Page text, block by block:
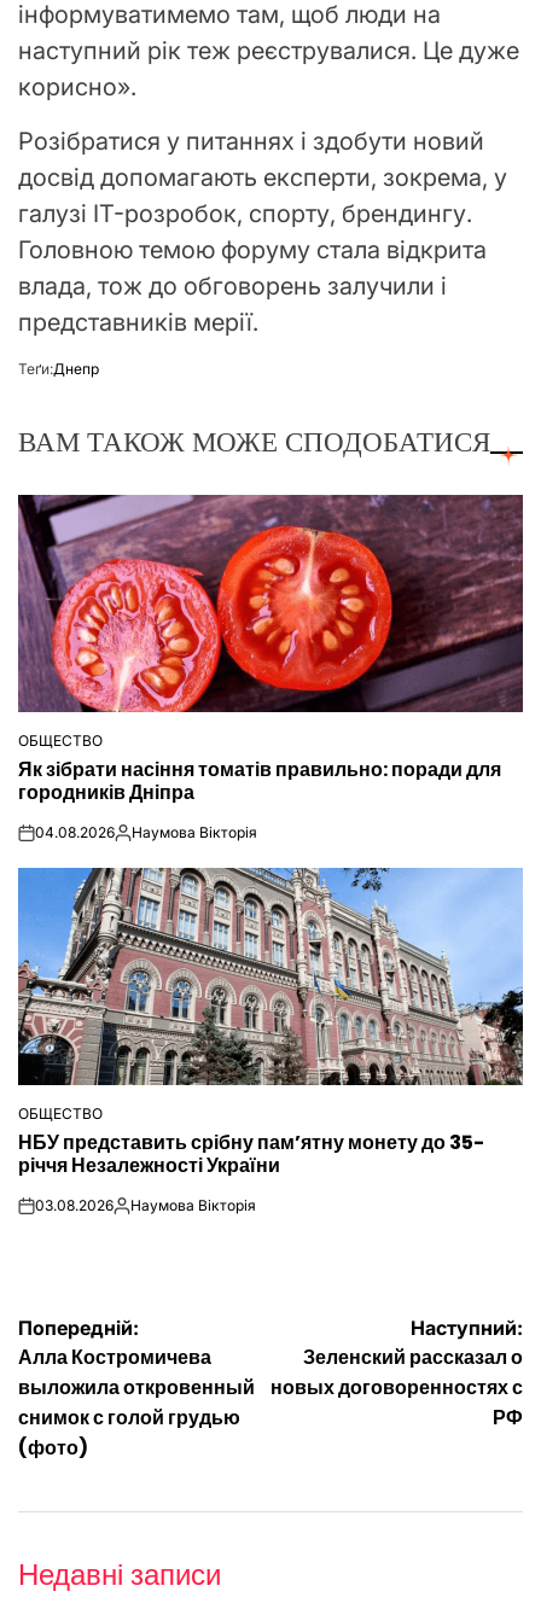
інформуватимемо там, щоб люди на
наступний рік теж реєструвалися. Це дуже
корисно».
Розібратися у питаннях і здобути новий
досвід допомагають експерти, зокрема, у
галузі IT-розробок, спорту, брендингу.
Головною темою форуму стала відкрита
влада, тож до обговорень залучили і
представників мерії.
Теґи:Днепр
ВАМ ТАКОЖ МОЖЕ СПОДОБАТИСЯ
ОПУБЛІКУВАТИ
У
ОБЩЕСТВО
Як зібрати насіння томатів правильно: поради для
городників Дніпра
on04.08.2026Опубліковано
Наумова Вікторія
ОПУБЛІКУВАТИ
У
ОБЩЕСТВО
НБУ представить срібну пам’ятну монету до 35-
річчя Незалежності України
on03.08.2026Опубліковано
Наумова Вікторія
Навігація
записів
Попередній:
Алла Костромичева
выложила откровенный
снимок с голой грудью
(фото)
Наступний:
Зеленский рассказал о
новых договоренностях с
РФ
Недавні записи